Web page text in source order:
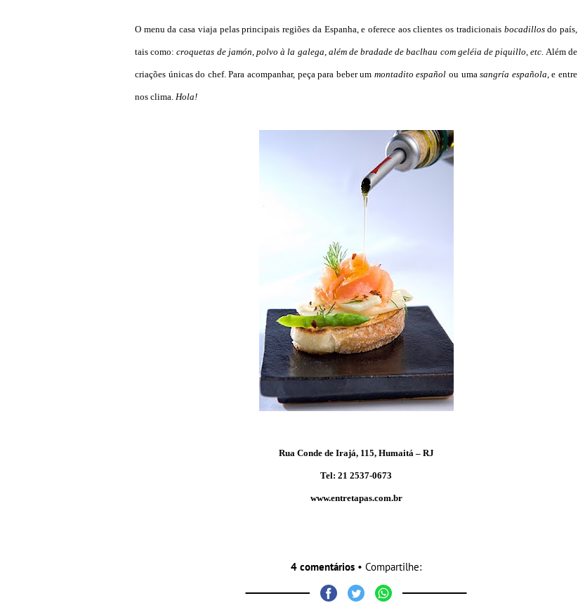
O menu da casa viaja pelas principais regiões da Espanha, e oferece aos clientes os tradicionais bocadillosdo país,
tais como:croquetas de jamón, polvo à la galega, além de bradade de baclhau com geléia de piquillo, etc. Além de
criações únicas do chef. Para acompanhar, peça para beber um montadito españolou umasangría española, e entre
nos clima. Hola!
Rua Conde de Irajá, 115, Humaitá – RJ
Tel: 21 2537-0673
www.entretapas.com.br
4 comentários • Compartilhe: